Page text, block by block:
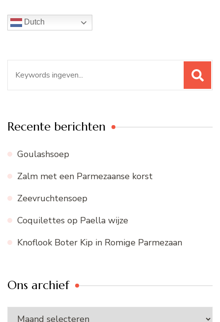
Dutch
naar:
Recente berichten
Goulashsoep
Zalm met een Parmezaanse korst
Zeevruchtensoep
Coquilettes op Paella wijze
Knoflook Boter Kip in Romige Parmezaan
Ons archief
Ons